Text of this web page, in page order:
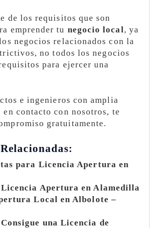
de los requisitos que son
emprender tu negocio local, ya
negocios relacionados con la
no todos los negocios
para ejercer una
e ingenieros con amplia
contacto con nosotros, te
gratuitamente.
para Licencia Apertura en
Apertura en Alamedilla
Local en Albolote –
una Licencia de